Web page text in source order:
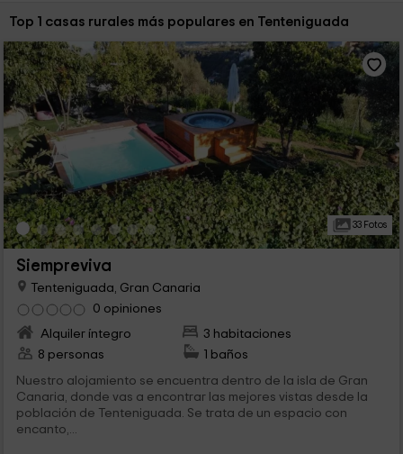
Ordenar por:
Top 1 casas rurales más populares en Tenteniguada
33 Fotos
Siempreviva
Tenteniguada, Gran Canaria
0 opiniones
Alquiler íntegro
3 habitaciones
8 personas
1 baños
Nuestro alojamiento se encuentra dentro de la isla de Gran
Canaria, donde vas a encontrar las mejores vistas desde la
población de Tenteniguada. Se trata de un espacio con
encanto,...